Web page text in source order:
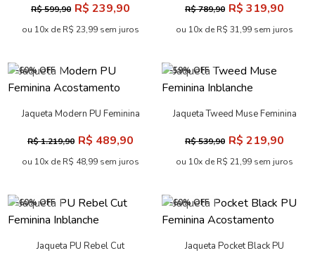
R$ 599,90 R$ 239,90
ou 10x de R$ 23,99 sem juros
R$ 789,90 R$ 319,90
ou 10x de R$ 31,99 sem juros
-60% OFF
Jaqueta Modern PU Feminina
R$ 1.219,90 R$ 489,90
ou 10x de R$ 48,99 sem juros
-59% OFF
Jaqueta Tweed Muse Feminina
R$ 539,90 R$ 219,90
ou 10x de R$ 21,99 sem juros
-60% OFF
Jaqueta PU Rebel Cut
-60% OFF
Jaqueta Pocket Black PU